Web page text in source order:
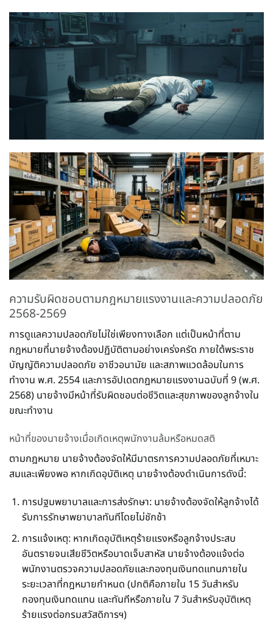
ความรับผิดชอบตามกฎหมายแรงงานและความปลอดภัย
2568-2569
การดูแลความปลอดภัยไม่ใช่เพียงทางเลือก แต่เป็นหน้าที่ตาม
กฎหมายที่นายจ้างต้องปฏิบัติตามอย่างเคร่งครัด ภายใต้พระราช
บัญญัติความปลอดภัย อาชีวอนามัย และสภาพแวดล้อมในการ
ทำงาน พ.ศ. 2554 และการอัปเดตกฎหมายแรงงานฉบับที่ 9 (พ.ศ.
2568) นายจ้างมีหน้าที่รับผิดชอบต่อชีวิตและสุขภาพของลูกจ้างใน
ขณะทำงาน
หน้าที่ของนายจ้างเมื่อเกิดเหตุพนักงานล้มหรือหมดสติ
ตามกฎหมาย นายจ้างต้องจัดให้มีมาตรการความปลอดภัยที่เหมาะ
สมและเพียงพอ หากเกิดอุบัติเหตุ นายจ้างต้องดำเนินการดังนี้:
การปฐมพยาบาลและการส่งรักษา: นายจ้างต้องจัดให้ลูกจ้างได้
รับการรักษาพยาบาลทันทีโดยไม่ชักช้า
การแจ้งเหตุ: หากเกิดอุบัติเหตุร้ายแรงหรือลูกจ้างประสบ
อันตรายจนเสียชีวิตหรือบาดเจ็บสาหัส นายจ้างต้องแจ้งต่อ
พนักงานตรวจความปลอดภัยและกองทุนเงินทดแทนภายใน
ระยะเวลาที่กฎหมายกำหนด (ปกติคือภายใน 15 วันสำหรับ
กองทุนเงินทดแทน และทันทีหรือภายใน 7 วันสำหรับอุบัติเหตุ
ร้ายแรงต่อกรมสวัสดิการฯ)